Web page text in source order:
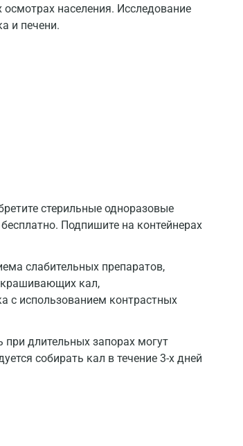
населения. Исследование
и печени.
стерильные одноразовые
Подпишите на контейнерах
слабительных препаратов,
кал,
с использованием контрастных
длительных запорах могут
собирать кал в течение 3-х дней